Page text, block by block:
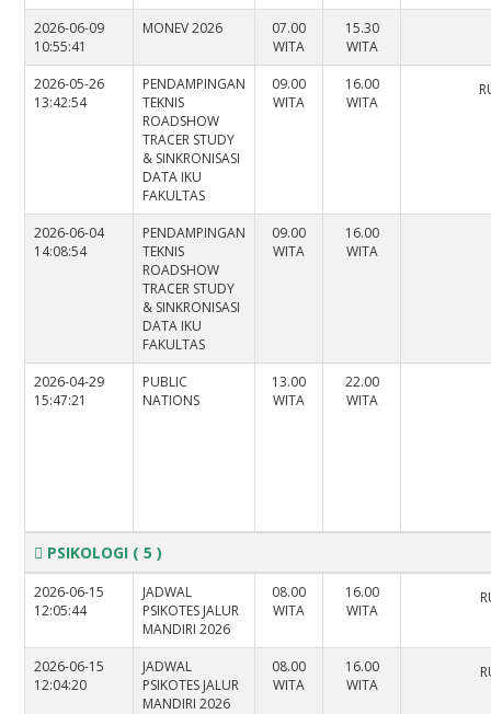
2026-06-09
10:55:41
MONEV 2026
07.00
WITA
15.30
WITA
2026-05-26
13:42:54
PENDAMPINGAN
TEKNIS
ROADSHOW
TRACER STUDY
& SINKRONISASI
DATA IKU
FAKULTAS
09.00
WITA
16.00
WITA
2026-06-04
14:08:54
PENDAMPINGAN
TEKNIS
ROADSHOW
TRACER STUDY
& SINKRONISASI
DATA IKU
FAKULTAS
09.00
WITA
16.00
WITA
2026-04-29
15:47:21
PUBLIC
NATIONS
13.00
WITA
22.00
WITA
PSIKOLOGI ( 5 )
2026-06-15
12:05:44
JADWAL
PSIKOTES JALUR
MANDIRI 2026
08.00
WITA
16.00
WITA
2026-06-15
12:04:20
JADWAL
PSIKOTES JALUR
MANDIRI 2026
08.00
WITA
16.00
WITA